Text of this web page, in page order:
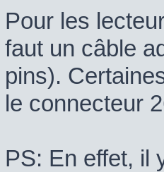
Pour les
faut un câble
pins).
le connecteur
PS: En effet, il